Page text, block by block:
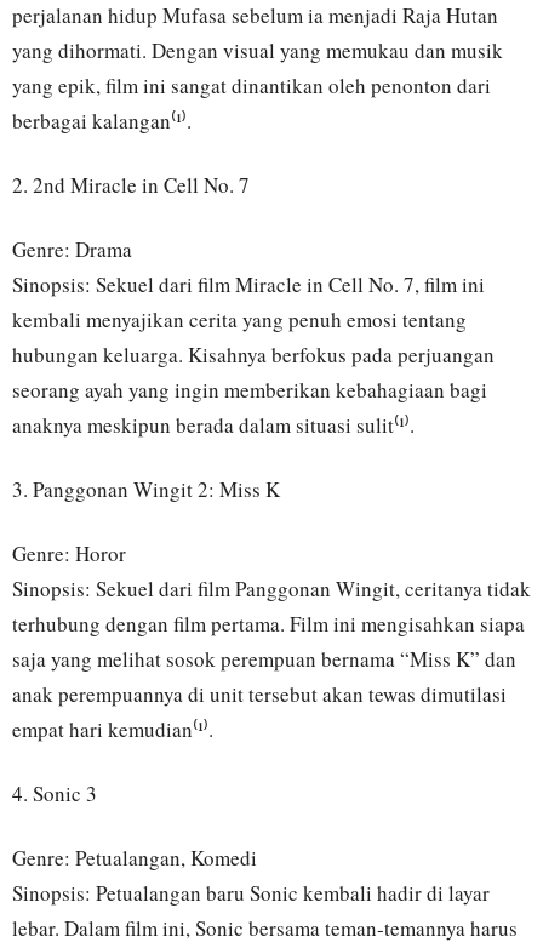
perjalanan hidup Mufasa sebelum ia menjadi Raja Hutan
yang dihormati. Dengan visual yang memukau dan musik
yang epik, film ini sangat dinantikan oleh penonton dari
berbagai kalangan⁽¹⁾.
2. 2nd Miracle in Cell No. 7
Genre: Drama
Sinopsis: Sekuel dari film Miracle in Cell No. 7, film ini
kembali menyajikan cerita yang penuh emosi tentang
hubungan keluarga. Kisahnya berfokus pada perjuangan
seorang ayah yang ingin memberikan kebahagiaan bagi
anaknya meskipun berada dalam situasi sulit⁽¹⁾.
3. Panggonan Wingit 2: Miss K
Genre: Horor
Sinopsis: Sekuel dari film Panggonan Wingit, ceritanya tidak
terhubung dengan film pertama. Film ini mengisahkan siapa
saja yang melihat sosok perempuan bernama “Miss K” dan
anak perempuannya di unit tersebut akan tewas dimutilasi
empat hari kemudian⁽¹⁾.
4. Sonic 3
Genre: Petualangan, Komedi
Sinopsis: Petualangan baru Sonic kembali hadir di layar
lebar. Dalam film ini, Sonic bersama teman-temannya harus